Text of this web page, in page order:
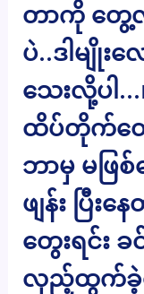
တာကို တွေ့
ပဲ..ဒါမျို
သေးလို့ပါ…
ထိပ်တိုက်တွေ့
ဘာမှ မဖြ
ဖျန်း ပြီ
တွေးရင်း
လှည့်ထွက်ခဲ့